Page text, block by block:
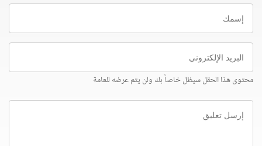
إسمك
البريد
الإلكتروني
محتوى هذا الحقل سيظل خاصاً بك ولن يتم عرضه للعامة
إرسل
تعليق